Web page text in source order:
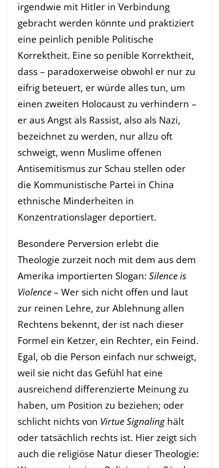
irgendwie mit Hitler in Verbindung
gebracht werden könnte und praktiziert
eine peinlich penible Politische
Korrektheit. Eine so penible Korrektheit,
dass – paradoxerweise obwohl er nur zu
eifrig beteuert, er würde alles tun, um
einen zweiten Holocaust zu verhindern –
er aus Angst als Rassist, also als Nazi,
bezeichnet zu werden, nur allzu oft
schweigt, wenn Muslime offenen
Antisemitismus zur Schau stellen oder
die Kommunistische Partei in China
ethnische Minderheiten in
Konzentrationslager deportiert.
Besondere Perversion erlebt die
Theologie zurzeit noch mit dem aus dem
Amerika importierten Slogan: Silence is
Violence – Wer sich nicht offen und laut
zur reinen Lehre, zur Ablehnung allen
Rechtens bekennt, der ist nach dieser
Formel ein Ketzer, ein Rechter, ein Feind.
Egal, ob die Person einfach nur schweigt,
weil sie nicht das Gefühl hat eine
ausreichend differenzierte Meinung zu
haben, um Position zu beziehen; oder
schlicht nichts von Virtue Signaling hält
oder tatsächlich rechts ist. Hier zeigt sich
auch die religiöse Natur dieser Theologie: